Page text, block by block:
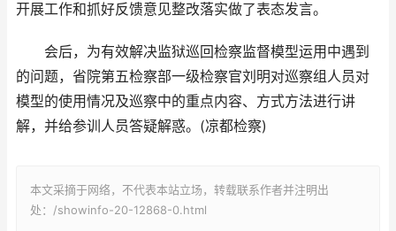
开展工作和抓好反馈意见整改落实做了表态发言。
会后，为有效解决监狱巡回检察监督模型运用中遇到
的问题，省院第五检察部一级检察官刘明对巡察组人员对
模型的使用情况及巡察中的重点内容、方式方法进行讲
解，并给参训人员答疑解惑。(凉都检察)
本文采摘于网络，不代表本站立场，转载联系作者并注明出
处：/showinfo-20-12868-0.html